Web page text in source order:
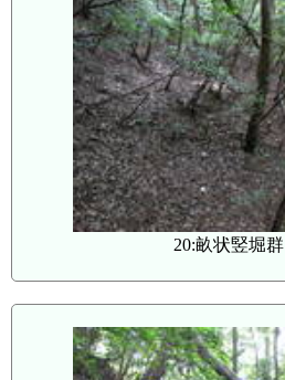
20:畝状竪堀群